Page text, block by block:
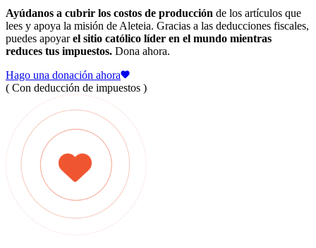
Ayúdanos a cubrir los costos de producción de los artículos que
lees y apoya la misión de Aleteia. Gracias a las deducciones fiscales,
puedes apoyarel sitio católico líder en el mundo mientras
reduces tus impuestos. Dona ahora.
Hago una donación ahora
( Con deducción de impuestos )